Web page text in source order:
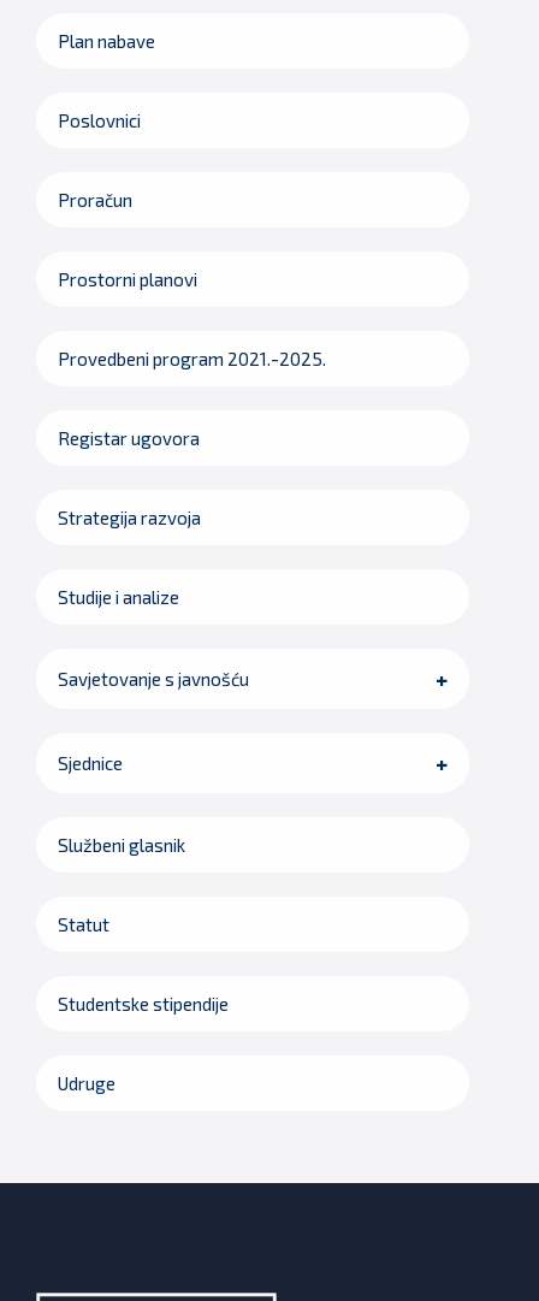
Plan nabave
Poslovnici
Proračun
Prostorni planovi
Provedbeni program 2021.-2025.
Registar ugovora
Strategija razvoja
Studije i analize
Savjetovanje s javnošću
Sjednice
Službeni glasnik
Statut
Studentske stipendije
Udruge